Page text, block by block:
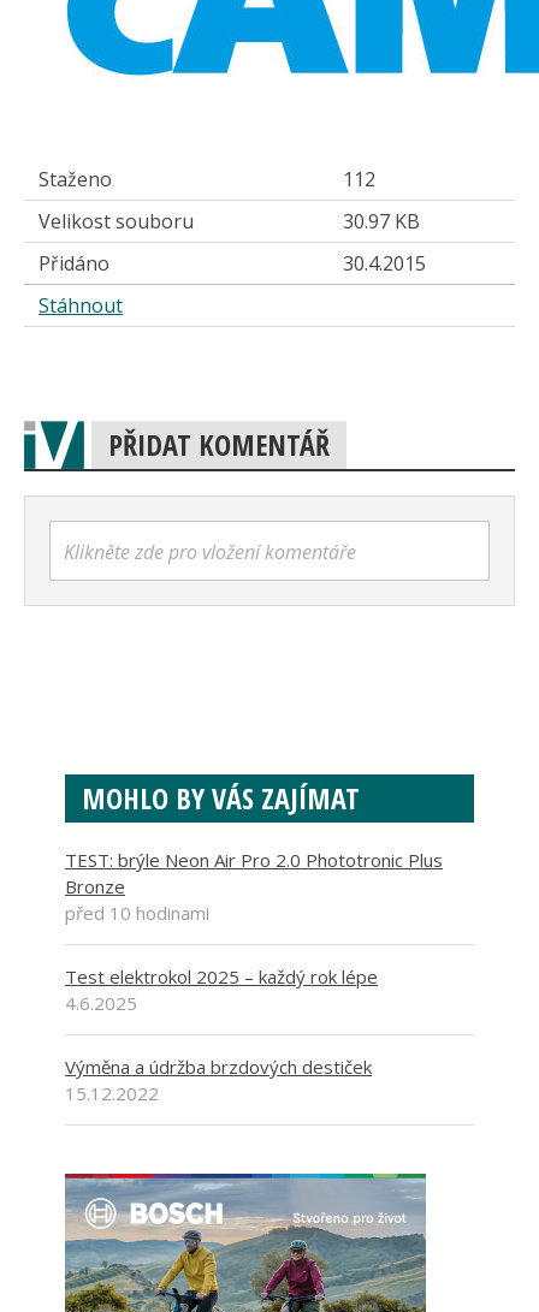
Staženo
112
Velikost souboru
30.97 KB
Přidáno
30.4.2015
Stáhnout
PŘIDAT KOMENTÁŘ
Klikněte zde pro vložení komentáře
MOHLO BY VÁS ZAJÍMAT
TEST: brýle Neon Air Pro 2.0 Phototronic Plus
Bronze
před 10 hodinami
Test elektrokol 2025 – každý rok lépe
4.6.2025
Výměna a údržba brzdových destiček
15.12.2022